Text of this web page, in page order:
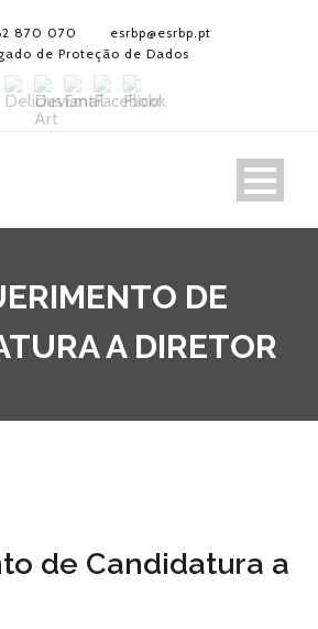
870 070
esrbp@esrbp.pt
de Proteção de Dados
DE
A DIRETOR
de Candidatura a